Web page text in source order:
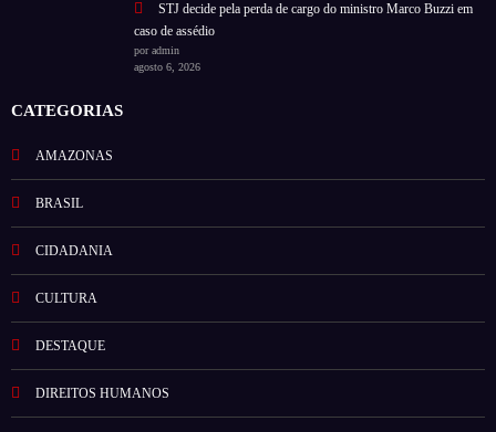
STJ decide pela perda de cargo do ministro Marco Buzzi em
caso de assédio
por admin
agosto 6, 2026
CATEGORIAS
AMAZONAS
BRASIL
CIDADANIA
CULTURA
DESTAQUE
DIREITOS HUMANOS